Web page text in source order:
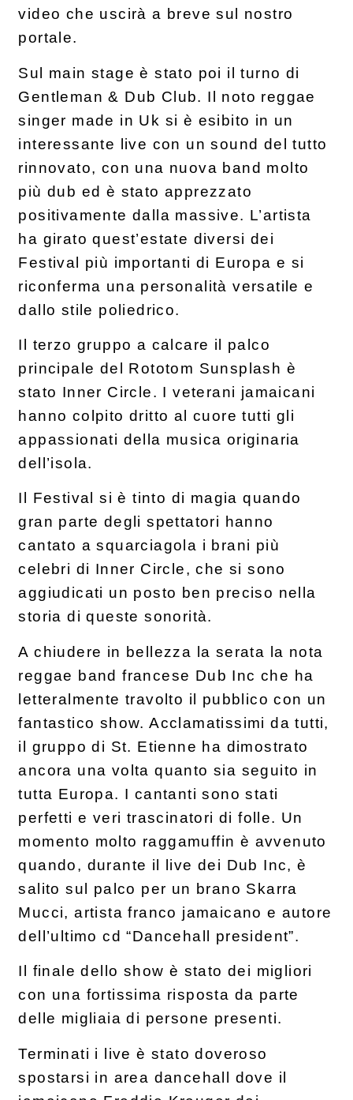
video che uscirà a breve sul nostro
portale.
Sul main stage è stato poi il turno di
Gentleman & Dub Club. Il noto reggae
singer made in Uk si è esibito in un
interessante live con un sound del tutto
rinnovato, con una nuova band molto
più dub ed è stato apprezzato
positivamente dalla massive. L’artista
ha girato quest’estate diversi dei
Festival più importanti di Europa e si
riconferma una personalità versatile e
dallo stile poliedrico.
Il terzo gruppo a calcare il palco
principale del Rototom Sunsplash è
stato Inner Circle. I veterani jamaicani
hanno colpito dritto al cuore tutti gli
appassionati della musica originaria
dell’isola.
Il Festival si è tinto di magia quando
gran parte degli spettatori hanno
cantato a squarciagola i brani più
celebri di Inner Circle, che si sono
aggiudicati un posto ben preciso nella
storia di queste sonorità.
A chiudere in bellezza la serata la nota
reggae band francese Dub Inc che ha
letteralmente travolto il pubblico con un
fantastico show. Acclamatissimi da tutti,
il gruppo di St. Etienne ha dimostrato
ancora una volta quanto sia seguito in
tutta Europa. I cantanti sono stati
perfetti e veri trascinatori di folle. Un
momento molto raggamuffin è avvenuto
quando, durante il live dei Dub Inc, è
salito sul palco per un brano Skarra
Mucci, artista franco jamaicano e autore
dell’ultimo cd “Dancehall president”.
Il finale dello show è stato dei migliori
con una fortissima risposta da parte
delle migliaia di persone presenti.
Terminati i live è stato doveroso
spostarsi in area dancehall dove il